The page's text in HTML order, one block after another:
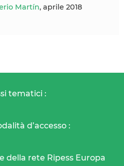
Martín, aprile 2018
tematici :
d’accesso :
della rete Ripess Europa